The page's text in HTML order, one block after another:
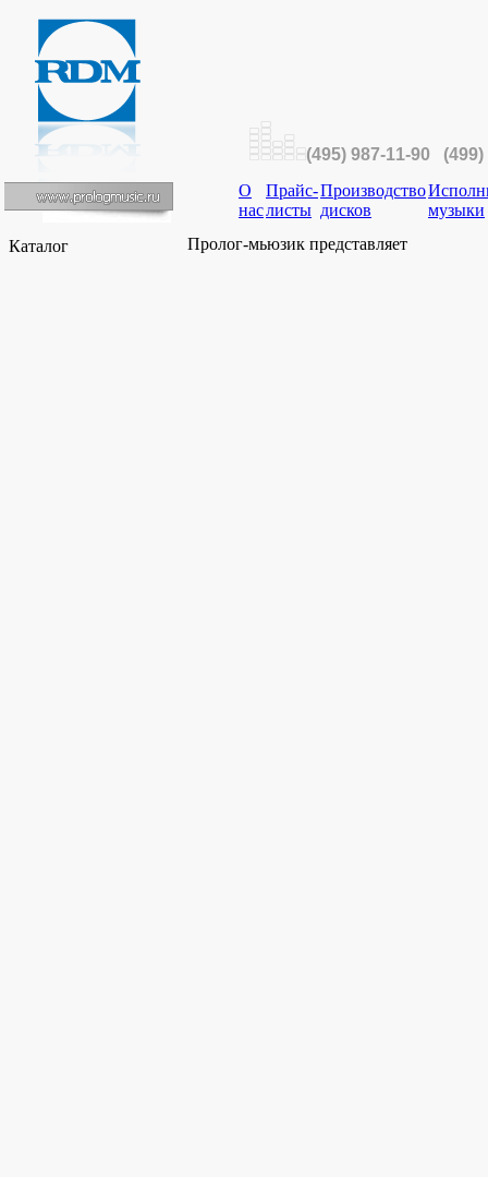
(495) 987-11-90 (499)
О
нас
Прайс-
листы
Производство
дисков
музыки
Каталог
Пролог-мьюзик представляет